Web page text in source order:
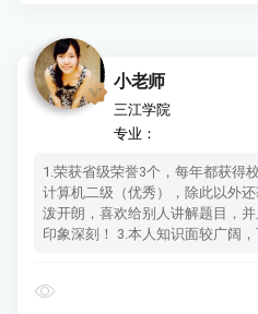
小老师
三江学院
专业：
1.荣获省级荣誉3个，每年都获得
计算机二级（优秀），除此以外
泼开朗，喜欢给别人讲解题目，
印象深刻！ 3.本人知识面较广阔